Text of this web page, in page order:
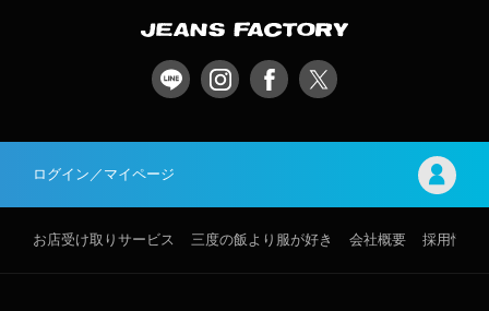
ログイン／マイページ
お店受け取りサービス 三度の飯より服が好き 会社概要 採用情報